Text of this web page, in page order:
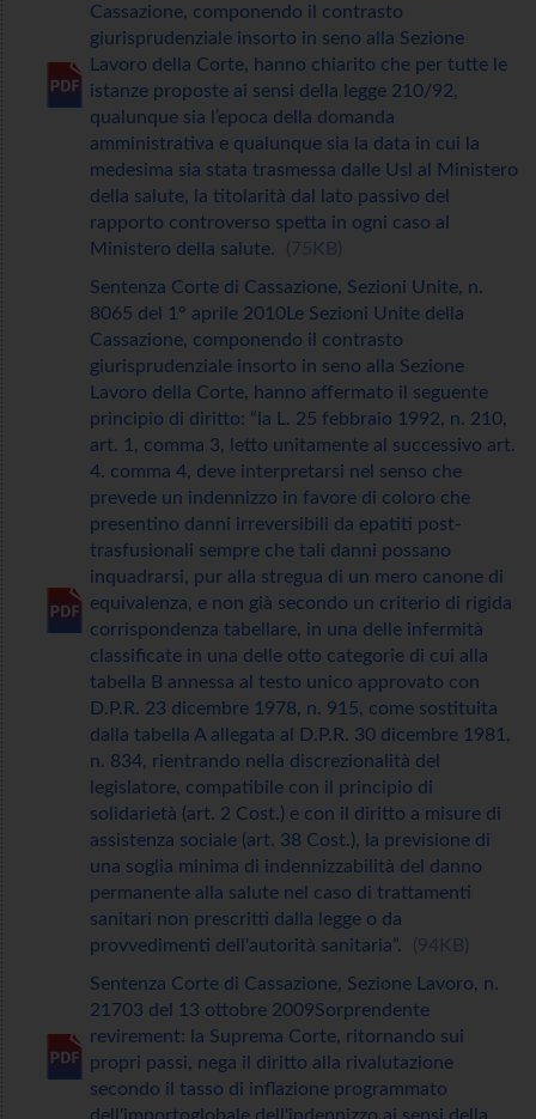
Cassazione, componendo il contrasto
giurisprudenziale insorto in seno alla Sezione
Lavoro della Corte, hanno chiarito che per tutte le
istanze proposte ai sensi della legge 210/92,
qualunque sia l’epoca della domanda
amministrativa e qualunque sia la data in cui la
medesima sia stata trasmessa dalle Usl al Ministero
della salute, la titolarità dal lato passivo del
rapporto controverso spetta in ogni caso al
Ministero della salute.
75KB
Sentenza Corte di Cassazione, Sezioni Unite, n.
8065 del 1° aprile 2010Le Sezioni Unite della
Cassazione, componendo il contrasto
giurisprudenziale insorto in seno alla Sezione
Lavoro della Corte, hanno affermato il seguente
principio di diritto: “la L. 25 febbraio 1992, n. 210,
art. 1, comma 3, letto unitamente al successivo art.
4. comma 4, deve interpretarsi nel senso che
prevede un indennizzo in favore di coloro che
presentino danni irreversibili da epatiti post-
trasfusionali sempre che tali danni possano
inquadrarsi, pur alla stregua di un mero canone di
equivalenza, e non già secondo un criterio di rigida
corrispondenza tabellare, in una delle infermità
classificate in una delle otto categorie di cui alla
tabella B annessa al testo unico approvato con
D.P.R. 23 dicembre 1978, n. 915, come sostituita
dalla tabella A allegata al D.P.R. 30 dicembre 1981,
n. 834, rientrando nella discrezionalità del
legislatore, compatibile con il principio di
solidarietà (art. 2 Cost.) e con il diritto a misure di
assistenza sociale (art. 38 Cost.), la previsione di
una soglia minima di indennizzabilità del danno
permanente alla salute nel caso di trattamenti
sanitari non prescritti dalla legge o da
provvedimenti dell'autorità sanitaria”.
94KB
Sentenza Corte di Cassazione, Sezione Lavoro, n.
21703 del 13 ottobre 2009Sorprendente
revirement: la Suprema Corte, ritornando sui
propri passi, nega il diritto alla rivalutazione
secondo il tasso di inflazione programmato
dell'importoglobale dell'indennizzo ai sensi della